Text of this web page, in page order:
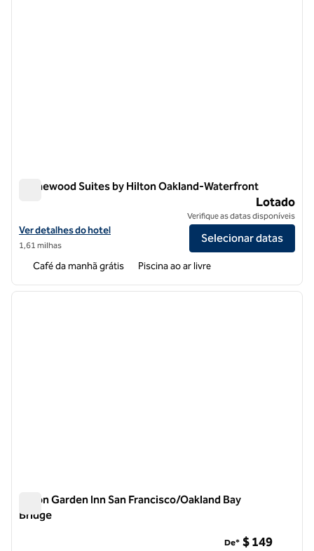
Homewood Suites by Hilton Oakland-Waterfront
Exibir detalhes do hotel Homewood Suites by Hilton Oakland-
Ver detalhes do hotel
1,61 milhas
Lotado
Verifique as datas disponíveis
Selecionar datas
Café da manhã grátis Piscina ao ar livre
1 de 12
Hilton Garden Inn San Francisco/Oakland Bay
Bridge
De* $ 149